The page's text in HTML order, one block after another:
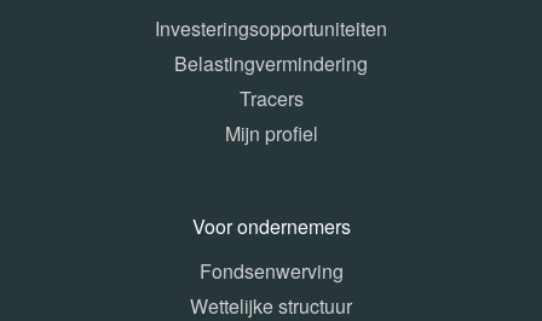
Investeringsopportuniteiten
Belastingvermindering
Tracers
Mijn profiel
Voor ondernemers
Fondsenwerving
Wettelijke structuur